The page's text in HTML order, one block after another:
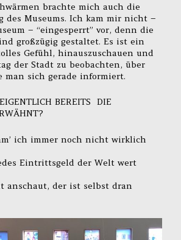
brachte mich auch die
des Museums. Ich kam mir nicht –
– “eingesperrt” vor, denn die
großzügig gestaltet. Es ist ein
Gefühl, hinauszuschauen und
der Stadt zu beobachten, über
man sich gerade informiert.
BEREITS DIE
ich immer noch nicht wirklich
Eintrittsgeld der Welt wert
anschaut, der ist selbst dran